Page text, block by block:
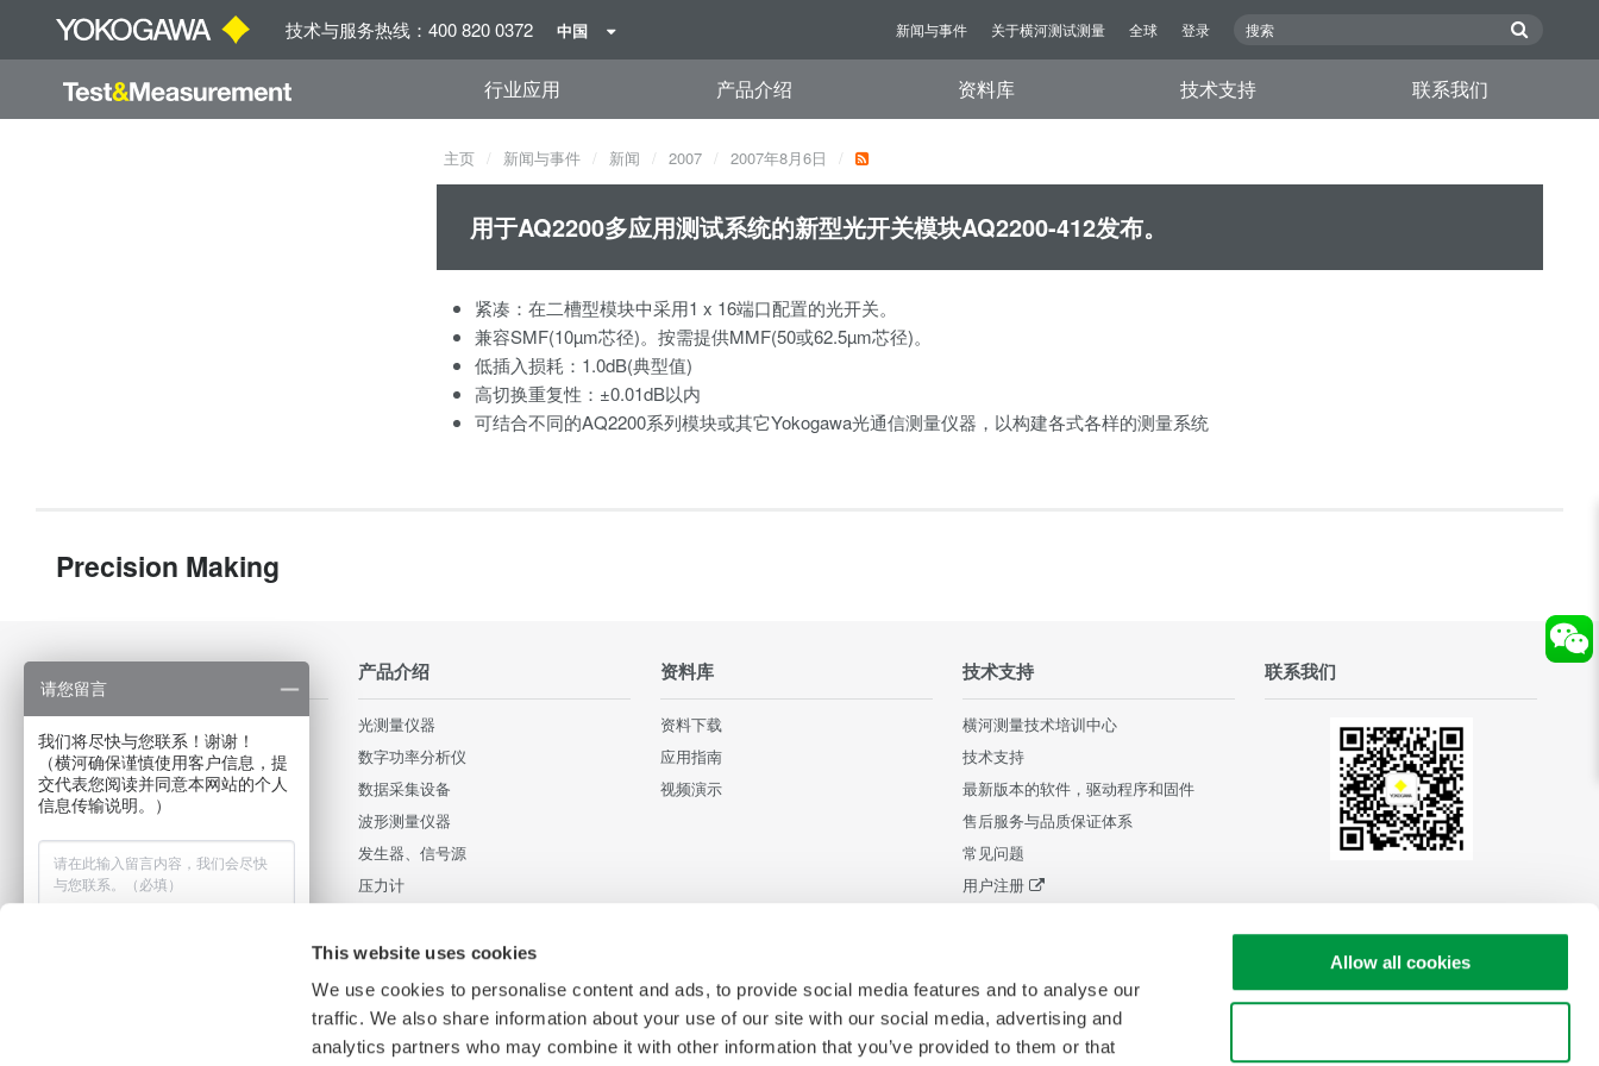
This website uses cookies
We use cookies to personalise content and ads, to provide social media features and to analyse our
traffic. We also share information about your use of our site with our social media, advertising and
analytics partners who may combine it with other information that you’ve provided to them or that
Allow all cookies
技术与服务热线：400 820 0372 中国 新闻与事件 关于横河测试测量 全球 登录
行业应用 产品介绍 资料库 技术支持 联系我们
主页 新闻与事件 新闻 2007 2007年8月6日
用于AQ2200多应用测试系统的新型光开关模块AQ2200-412发布。
紧凑：在二槽型模块中采用1 x 16端口配置的光开关。
兼容SMF(10µm芯径)。按需提供MMF(50或62.5µm芯径)。
低插入损耗：1.0dB(典型值)
高切换重复性：±0.01dB以内
可结合不同的AQ2200系列模块或其它Yokogawa光通信测量仪器，以构建各式各样的测量系统
Precision Making
轨道交通和高速铁路
照明和电源
Data Centers
汽车电子和新能源汽车
消费电子和家用电器
电机和驱动器
产品介绍
光测量仪器
数字功率分析仪
数据采集设备
波形测量仪器
发生器、信号源
压力计
部件及配件
集成测试系统
停产产品
资料库
资料下载
应用指南
视频演示
技术支持
横河测量技术培训中心
技术支持
最新版本的软件，驱动程序和固件
售后服务与品质保证体系
常见问题
用户注册
联系我们
请您留言
我们将尽快与您联系！谢谢！
（横河确保谨慎使用客户信息，提
交代表您阅读并同意本网站的个人
信息传输说明。）